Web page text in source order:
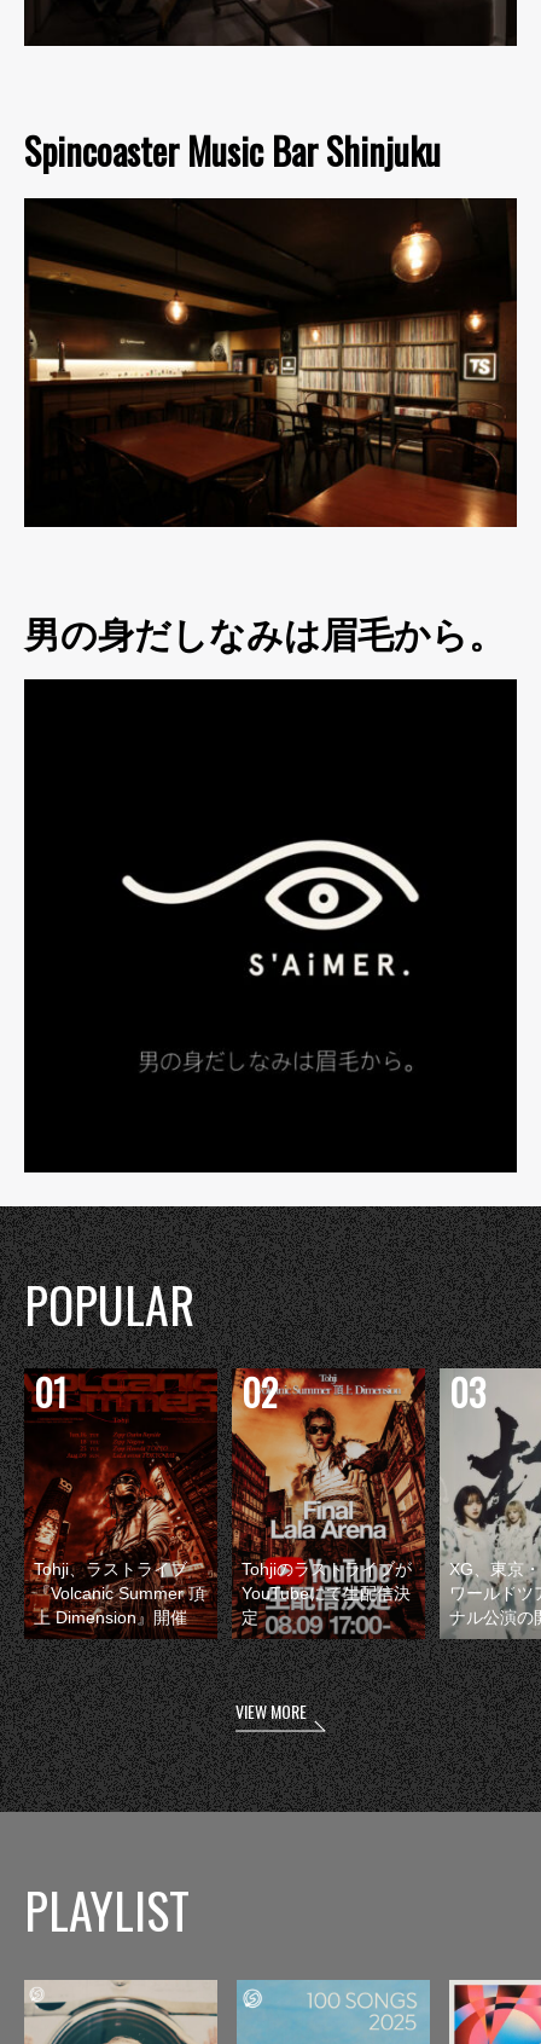
Spincoaster Music Bar Shinjuku
男の身だしなみは眉毛から。
POPULAR
Tohji、ラストライブ
『Volcanic Summer 頂
上 Dimension』開催
Tohjiのラストライブが
YouTubeにて生配信決
定
XG、東京
ワールドツ
ナル公演の
VIEW MORE
PLAYLIST